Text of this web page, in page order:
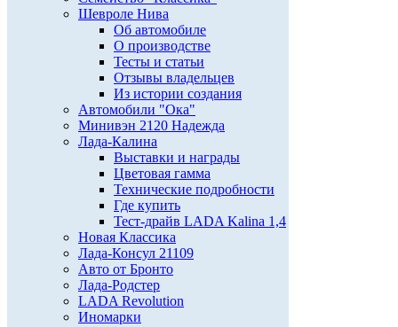
Шевроле Нива
Об автомобиле
О производстве
Тесты и статьи
Отзывы владельцев
Из истории создания
Автомобили "Ока"
Минивэн 2120 Надежда
Лада-Калина
Выставки и награды
Цветовая гамма
Технические подробности
Где купить
Тест-драйв LADA Kalina 1,4
Новая Классика
Лада-Консул 21109
Авто от Бронто
Лада-Родстер
LADA Revolution
Иномарки